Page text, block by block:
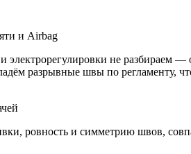
и Airbag
не разбираем
разрывные швы по регламенту,
ровность и симметрию швов,